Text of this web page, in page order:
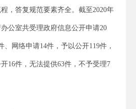
，答复规范要素齐全。截至2020年
公室共受理政府信息公开申请20
网络申请14件，予以公开119件，
16件，无法提供63件，不予受理7